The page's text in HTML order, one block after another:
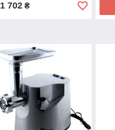
1 702₴